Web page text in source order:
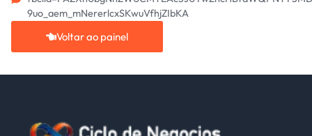
9uo_aem_mNererlcxSKwuVfhjZIbKA
Voltar ao painel